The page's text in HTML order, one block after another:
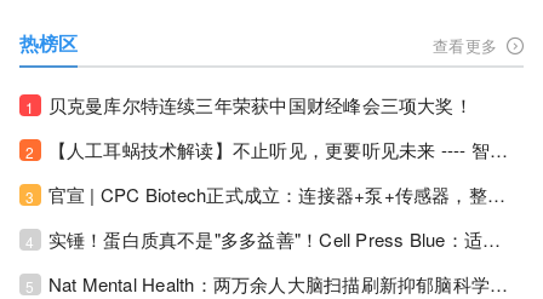
热榜区 查看更多
1 贝克曼库尔特连续三年荣获中国财经峰会三项大奖！
2 【人工耳蜗技术解读】不止听见，更要听见未来 ---- 智能耳蜗，开启人工耳蜗技术新纪元！
3 官宣 | CPC Biotech正式成立：连接器+泵+传感器，整合生物制药流体管理解决方案！
4 实锤！蛋白质真不是"多多益善"！Cell Press Blue：适度限蛋白，反而拉长健康寿命！
5 Nat Mental Health：两万余人大脑扫描刷新抑郁脑科学认知！抑郁不只是情绪病，视觉、运动脑区同步受损！